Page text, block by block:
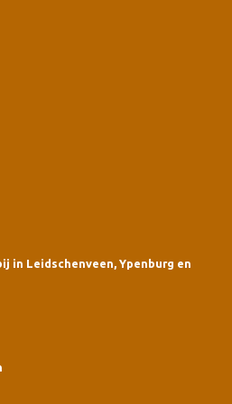
in Leidschenveen, Ypenburg en